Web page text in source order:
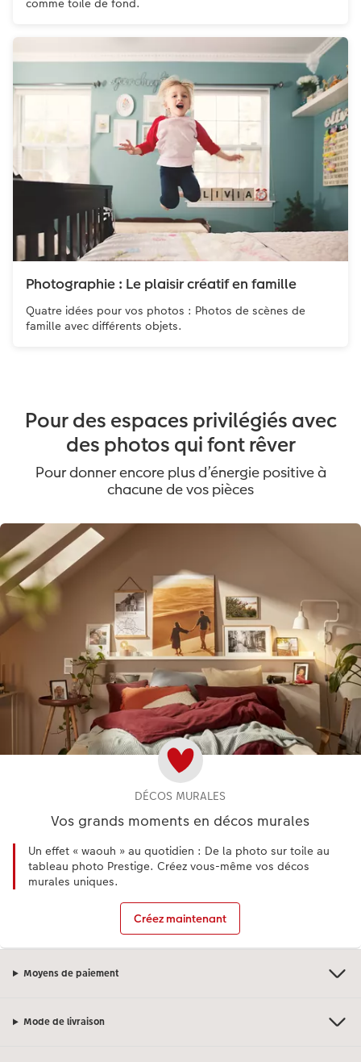
Photographie : Le plaisir créatif en famille
Quatre idées pour vos photos : Photos de scènes de
famille avec différents objets.
Pour des espaces privilégiés avec
des photos qui font rêver
Pour donner encore plus d’énergie positive à
chacune de vos pièces
DÉCOS MURALES
Vos grands moments en décos murales
Un effet « waouh » au quotidien : De la photo sur toile au
tableau photo Prestige. Créez vous-même vos décos
murales uniques.
Créez maintenant
Moyens de paiement
Mode de livraison